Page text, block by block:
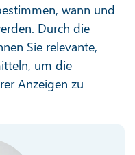
wann und
Durch die
Sie relevante,
um die
Anzeigen zu